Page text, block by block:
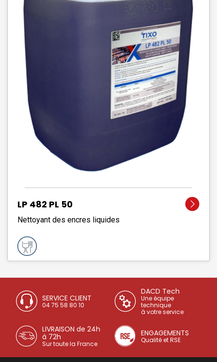
LP 482 PL 50
Nettoyant des encres liquides
SERVICE CLIENT
04 75 58 80 10
DACD Tech
Une équipe
technique
à votre service
LIVRAISON de 24h
à 72h
Sur toute la France
ENGAGEMENTS
Qualité et RSE